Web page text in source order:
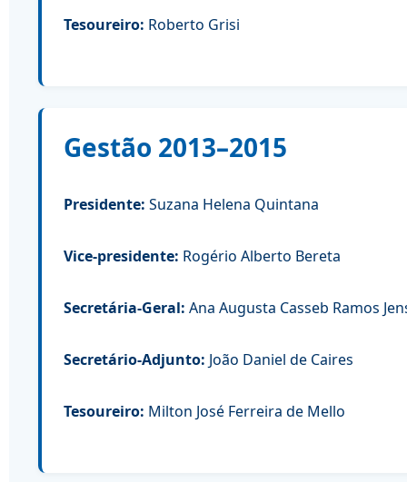
Tesoureiro: Roberto Grisi
Gestão 2013–2015
Presidente: Suzana Helena Quintana
Vice-presidente: Rogério Alberto Bereta
Secretária-Geral: Ana Augusta Casseb Ramos
Secretário-Adjunto: João Daniel de Caires
Tesoureiro: Milton José Ferreira de Mello